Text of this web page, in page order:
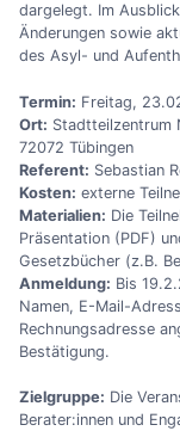
dargelegt. Im
Änderungen sowie
des Asyl- und
Termin: Freitag,
Ort: Stadtteilzentrum
72072 Tübingen
Referent: Sebastian
Kosten: externe
Materialien: Die
Präsentation (PDF)
Gesetzbücher (z.B.
Anmeldung: Bis
Namen, E-Mail-
Rechnungsadresse
Bestätigung.
Zielgruppe: Die
Berater:innen und